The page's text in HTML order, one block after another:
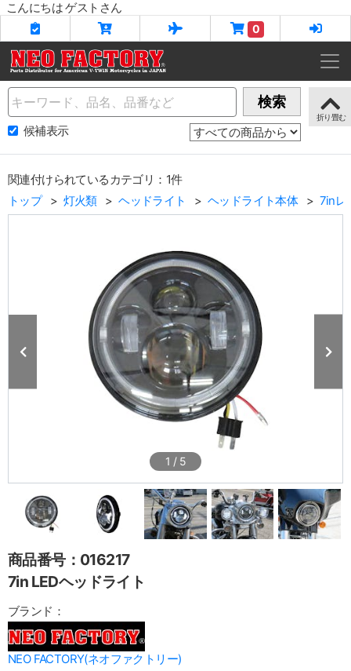
こんにちは ゲストさん
0
Name 検索
候補表示
関連付けられているカテゴリ：1件
トップ
灯火類 ヘッドライト ヘッドライト本体 7inレ
1 / 5
商品番号：016217
7in LEDヘッドライト
ブランド：
NEO FACTORY(ネオファクトリー)